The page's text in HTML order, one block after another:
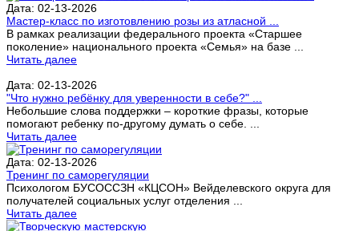
Дата: 02-13-2026
Мастер-класс по изготовлению розы из атласной ...
В рамках реализации федерального проекта «Старшее
поколение» национального проекта «Семья» на базе ...
Читать далее
Дата: 02-13-2026
"Что нужно ребёнку для уверенности в себе?" ...
Небольшие слова поддержки – короткие фразы, которые
помогают ребенку по-другому думать о себе. ...
Читать далее
Дата: 02-13-2026
Тренинг по саморегуляции
Психологом БУСОССЗН «КЦСОН» Вейделевского округа для
получателей социальных услуг отделения ...
Читать далее